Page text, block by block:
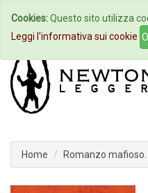
Home
Home Romanzo
Cookies:Questo sito utilizza
Leggi l'informativa sui cookie